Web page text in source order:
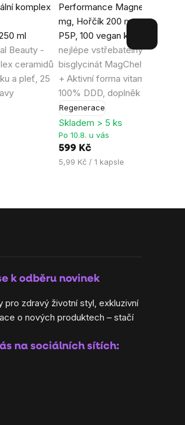
komplex
ml
Beauty -
ceramidů
a pleť, 25
Performance Magnesium®,
mg, Hořčík 200 mg + Vitamín
P5P, 100 vegan kapslí
nejlépe vstřebatelný hořčík
bisglycinát MagChel® 53%
+ Aktivní forma vitamínu B6
100% DDD, doplněk stravy
Regenerace
hodnocení
produktu
je
4,9
z
5
hvězdiček.
Skladem > 5 ks
Po 10.8. u vás
599 Kč
Měrná
5,99 Kč / 1 kapsle
k odběru novinek
pro zdravý životní styl, exkluzivní
o nových produktech – stačí
na sociálních sítích: